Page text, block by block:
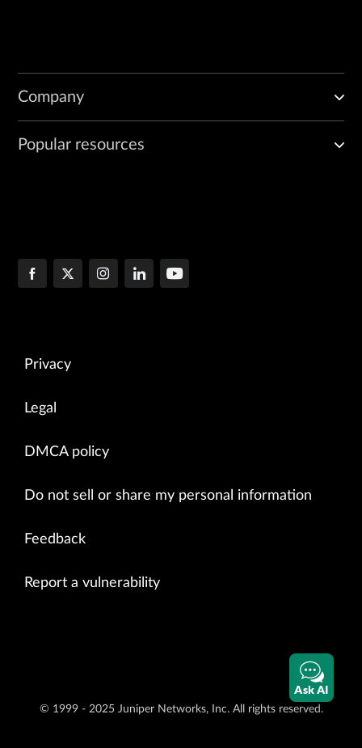
Company
Popular resources
Privacy
Legal
DMCA policy
Do not sell or share my personal information
Feedback
Report a vulnerability
© 1999 - 2025 Juniper Networks, Inc. All rights reserved.
Ask AI